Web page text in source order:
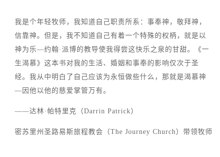
我是个年轻牧师，我知道自己职责所系：事奉神，敬拜神，
信靠神。但是，我不知道自己有着一个特殊的权柄，就是以
神为乐—约翰·派博的教导使我得尝这快乐之泉的甘甜。《一
生渴慕》这本书对我的生活、婚姻和事奉的影响仅次于圣
经。我从中明白了自己应该为永恒做些什么，那就是渴慕神
—因他以他的慈爱掌管万有。
——达林·帕特里克（Darrin Patrick）
密苏里州圣路易斯旅程教会（The Journey Church）带领牧师